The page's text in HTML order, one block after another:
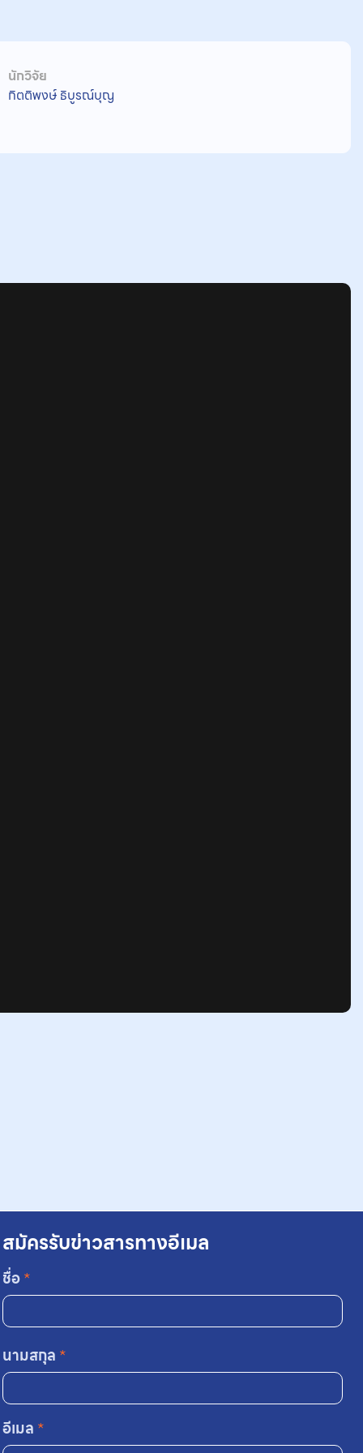
นักวิจัย
กิตติพงษ์ ธิบูรณ์บุญ
สมัครรับข่าวสารทางอีเมล
ชื่อ*
นามสกุล *
อีเมล *